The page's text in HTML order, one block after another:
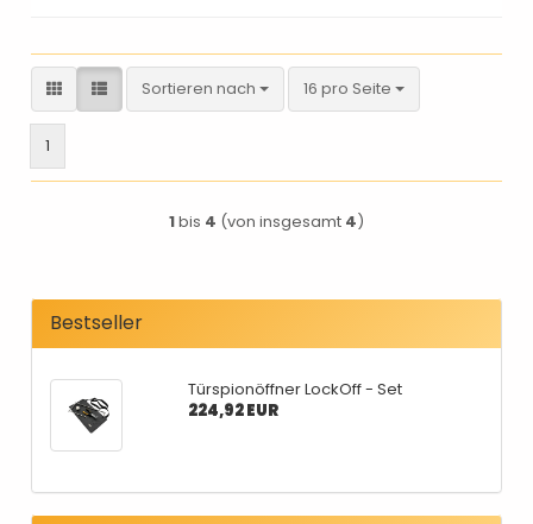
Sortieren nach
Sortieren nach 16 pro Seite
pro Seite
1
1bis 4 (von insgesamt 4)
Bestseller
Türspionöffner LockOff - Set
224,92 EUR